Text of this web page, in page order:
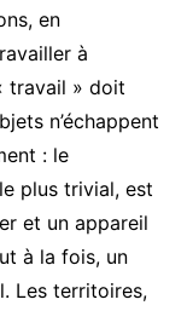
en
à
travail » doit
n’échappent
: le
plus trivial, est
et un appareil
à la fois, un
Les territoires,